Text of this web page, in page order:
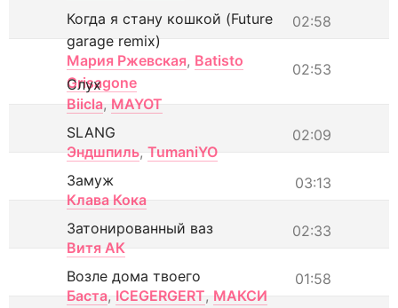
02:58
Когда я стану кошкой (Future
garage remix)
Мария Ржевская, Batisto
Grisagone
02:53
Слух
Biicla, MAYOT
02:09
SLANG
Эндшпиль, TumaniYO
03:13
Замуж
Клава Кока
02:33
Затонированный ваз
Витя АК
01:58
Возле дома твоего
Баста, ICEGERGERT, МАКСИ